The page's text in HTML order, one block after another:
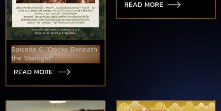
Episode 6 "Cracks Beneath
the Starlight"
READ MORE
READ MORE